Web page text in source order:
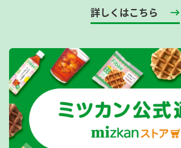
詳しくはこちら